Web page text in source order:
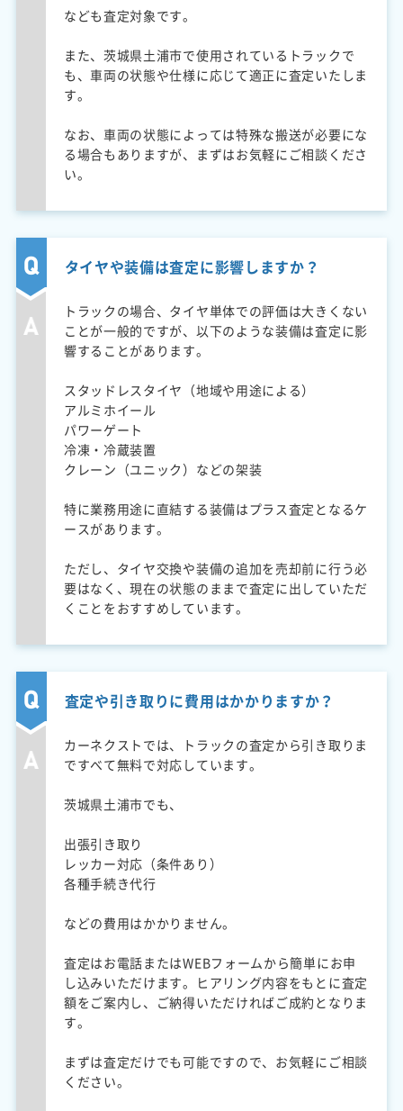
なども査定対象です。
また、茨城県土浦市で使用されているトラックで
も、車両の状態や仕様に応じて適正に査定いたしま
す。
なお、車両の状態によっては特殊な搬送が必要にな
る場合もありますが、まずはお気軽にご相談くださ
い。
タイヤや装備は査定に影響しますか？
トラックの場合、タイヤ単体での評価は大きくない
ことが一般的ですが、以下のような装備は査定に影
響することがあります。
スタッドレスタイヤ（地域や用途による）
アルミホイール
パワーゲート
冷凍・冷蔵装置
クレーン（ユニック）などの架装
特に業務用途に直結する装備はプラス査定となるケ
ースがあります。
ただし、タイヤ交換や装備の追加を売却前に行う必
要はなく、現在の状態のままで査定に出していただ
くことをおすすめしています。
査定や引き取りに費用はかかりますか？
カーネクストでは、トラックの査定から引き取りま
ですべて無料で対応しています。
茨城県土浦市でも、
出張引き取り
レッカー対応（条件あり）
各種手続き代行
などの費用はかかりません。
査定はお電話またはWEBフォームから簡単にお申
し込みいただけます。ヒアリング内容をもとに査定
額をご案内し、ご納得いただければご成約となりま
す。
まずは査定だけでも可能ですので、お気軽にご相談
ください。